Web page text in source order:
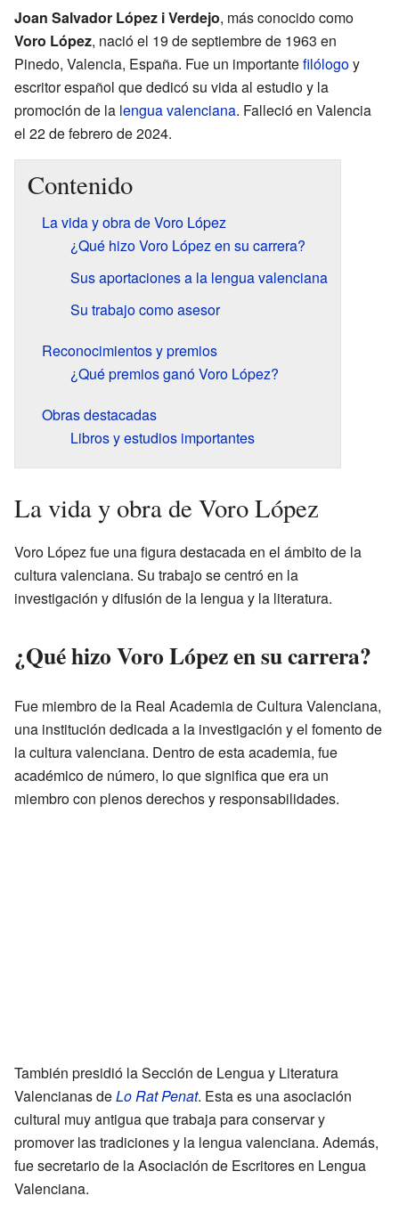
Joan Salvador López i Verdejo, más conocido como
Voro López, nació el 19 de septiembre de 1963 en
Pinedo, Valencia, España. Fue un importantefilólogoy
escritor español que dedicó su vida al estudio y la
promoción de la lengua valenciana. Falleció en Valencia
el 22 de febrero de 2024.
Contenido
La vida y obra de Voro López
¿Qué hizo Voro López en su carrera?
Sus aportaciones a la lengua valenciana
Su trabajo como asesor
Reconocimientos y premios
¿Qué premios ganó Voro López?
Obras destacadas
Libros y estudios importantes
La vida y obra de Voro López
Voro López fue una figura destacada en el ámbito de la
cultura valenciana. Su trabajo se centró en la
investigación y difusión de la lengua y la literatura.
¿Qué hizo Voro López en su carrera?
Fue miembro de la Real Academia de Cultura Valenciana,
una institución dedicada a la investigación y el fomento de
la cultura valenciana. Dentro de esta academia, fue
académico de número, lo que significa que era un
miembro con plenos derechos y responsabilidades.
También presidió la Sección de Lengua y Literatura
Valencianas deLo Rat Penat. Esta es una asociación
cultural muy antigua que trabaja para conservar y
promover las tradiciones y la lengua valenciana. Además,
fue secretario de la Asociación de Escritores en Lengua
Valenciana.